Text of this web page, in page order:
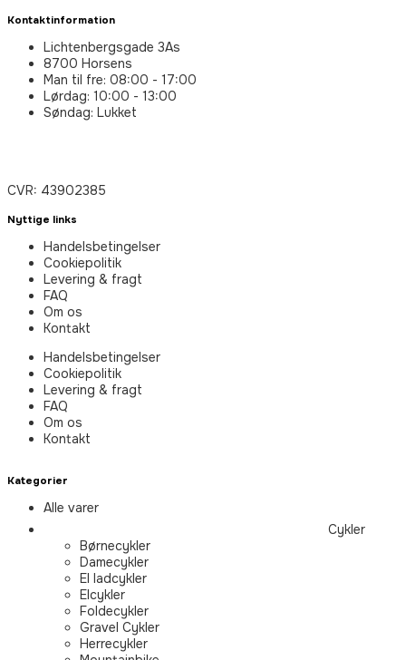
Kontaktinformation
Lichtenbergsgade 3As
8700 Horsens
Man til fre: 08:00 - 17:00
Lørdag: 10:00 - 13:00
Søndag: Lukket
CVR: 43902385
Nyttige links
Handelsbetingelser
Cookiepolitik
Levering & fragt
FAQ
Om os
Kontakt
Handelsbetingelser
Cookiepolitik
Levering & fragt
FAQ
Om os
Kontakt
Kategorier
Alle varer
Cykler
Børnecykler
Damecykler
El ladcykler
Elcykler
Foldecykler
Gravel Cykler
Herrecykler